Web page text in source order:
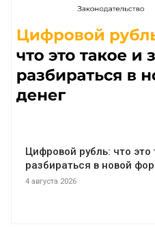
Цифровой рубль: что
разбираться в новой
4 августа 2026